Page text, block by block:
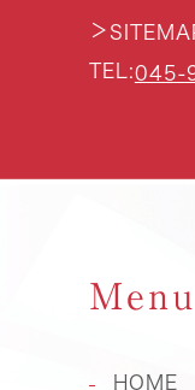
＞
TEL:045-
Menu
HOME